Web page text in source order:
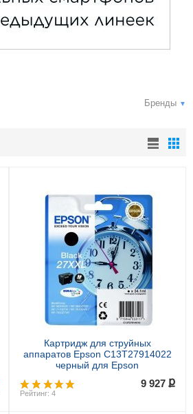
Бренды ▼
Картридж для струйных
аппаратов Epson C13T27914022
черный для Epson
Рейтинг: 4
9 927 ք